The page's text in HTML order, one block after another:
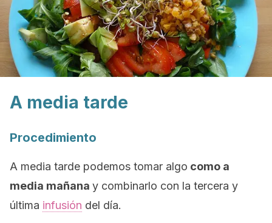
A media tarde
Procedimiento
A media tarde podemos tomar algo como a
media mañana y combinarlo con la tercera y
última infusión del día.